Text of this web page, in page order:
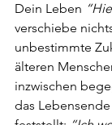
Dein Leben
verschiebe
unbestimmte
älteren
inzwischen
das